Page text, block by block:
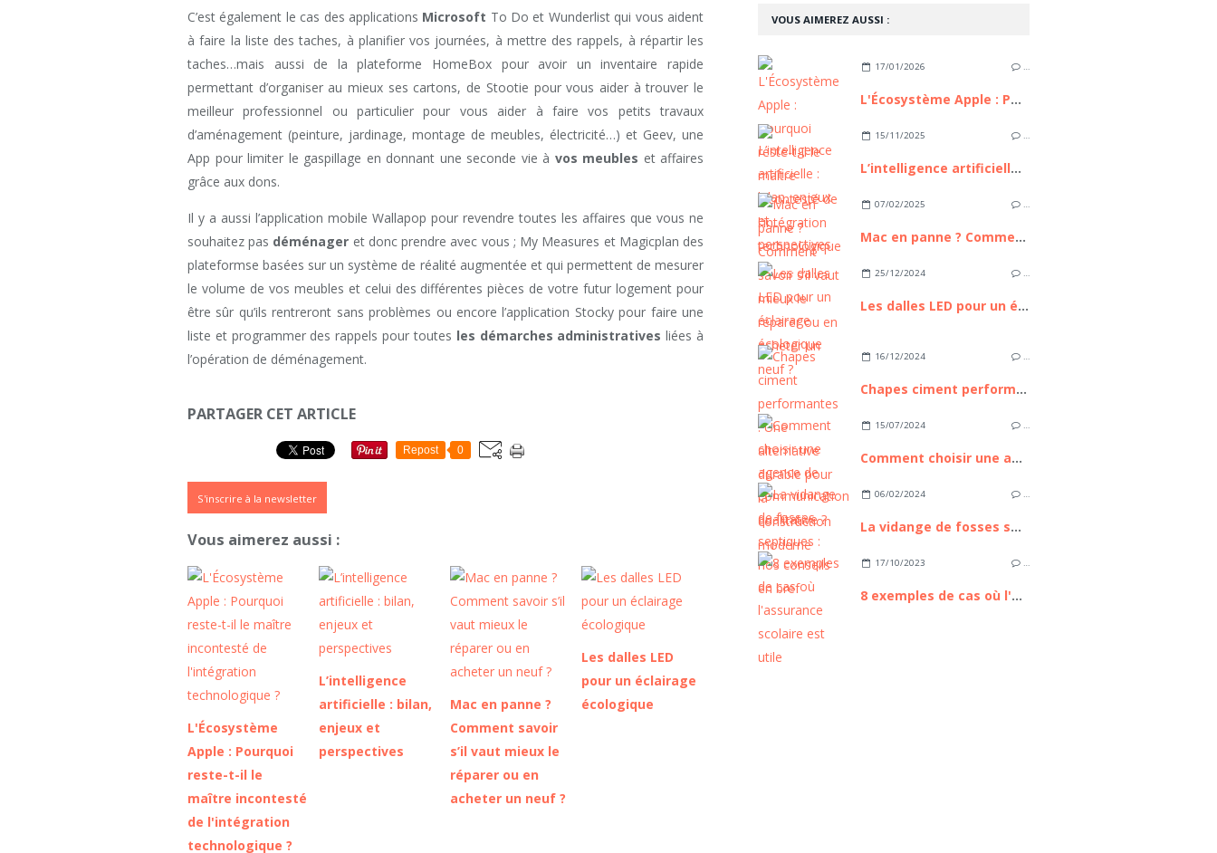
C’est également le cas des applications Microsoft To Do et Wunderlist qui vous aident
à faire la liste des taches, à planifier vos journées, à mettre des rappels, à répartir les
taches…mais aussi de la plateforme HomeBox pour avoir un inventaire rapide
permettant d’organiser au mieux ses cartons, de Stootie pour vous aider à trouver le
meilleur professionnel ou particulier pour vous aider à faire vos petits travaux
d’aménagement (peinture, jardinage, montage de meubles, électricité…) et Geev, une
App pour limiter le gaspillage en donnant une seconde vie à vos meubles et affaires
grâce aux dons.
Il y a aussi l’application mobile Wallapop pour revendre toutes les affaires que vous ne
souhaitez pas déménager et donc prendre avec vous ; My Measures et Magicplan des
plateformse basées sur un système de réalité augmentée et qui permettent de mesurer
le volume de vos meubles et celui des différentes pièces de votre futur logement pour
être sûr qu’ils rentreront sans problèmes ou encore l’application Stocky pour faire une
liste et programmer des rappels pour toutes les démarches administratives liées à
l’opération de déménagement.
PARTAGER CET ARTICLE
Repost 0
S'inscrire à la newsletter
Vous aimerez aussi :
L'Écosystème
Apple : Pourquoi
reste-t-il le
maître incontesté
de l'intégration
technologique ?
L’intelligence
artificielle : bilan,
enjeux et
perspectives
Mac en panne ?
Comment savoir
s’il vaut mieux le
réparer ou en
acheter un neuf ?
Les dalles LED
pour un éclairage
écologique
VOUS AIMEREZ AUSSI :
17/01/2026 …
L'Écosystème Apple : Pourquoi reste-t-il le maître incontesté de l'intégration technologique ?
15/11/2025 …
L’intelligence artificielle : bilan, enjeux et perspectives
07/02/2025 …
Mac en panne ? Comment savoir s’il vaut mieux le réparer ou en acheter un neuf ?
25/12/2024 …
Les dalles LED pour un éclairage écologique
16/12/2024 …
Chapes ciment performantes : Une alternative durable pour la construction moderne
15/07/2024 …
Comment choisir une agence de communication qualitative ?
06/02/2024 …
La vidange de fosses septiques : nos conseils en bref
17/10/2023 …
8 exemples de cas où l'assurance scolaire est utile